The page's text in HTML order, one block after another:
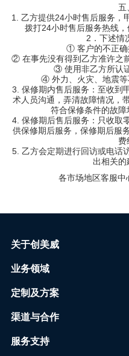
五
1. 乙方提供24小时售后服务，
拨打24小时售后服务热线，
2．下述情
① 客户的不正确
② 在事先没有得到乙方准许之
③ 使用非乙方所认
④ 外力、火灾、地震等
3. 保修期内售后服务：至收到
术人员沟通，弄清故障情况，
符合保修条件的故障
4. 保修期后售后服务：只收取
供保修期后服务，保修期后服
费
5. 乙方会定期进行回访或电话
出相关的
各市场地区客服中
关于创美威
业务领域
定制及方案
渠道与合作
服务支持